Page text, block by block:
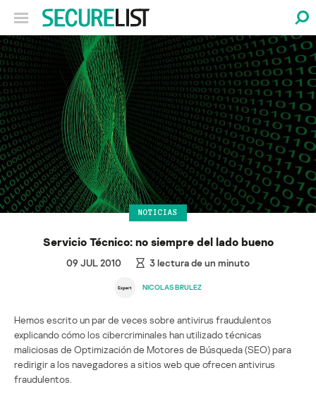
NOTICIAS
Servicio Técnico: no siempre del lado bueno
09 JUL 2010 3lectura de un minuto
NICOLAS BRULEZ
Hemos escrito un par de veces sobre antivirus fraudulentos
explicando cómo los cibercriminales han utilizado técnicas
maliciosas de Optimización de Motores de Búsqueda (SEO) para
redirigir a los navegadores a sitios web que ofrecen antivirus
fraudulentos.